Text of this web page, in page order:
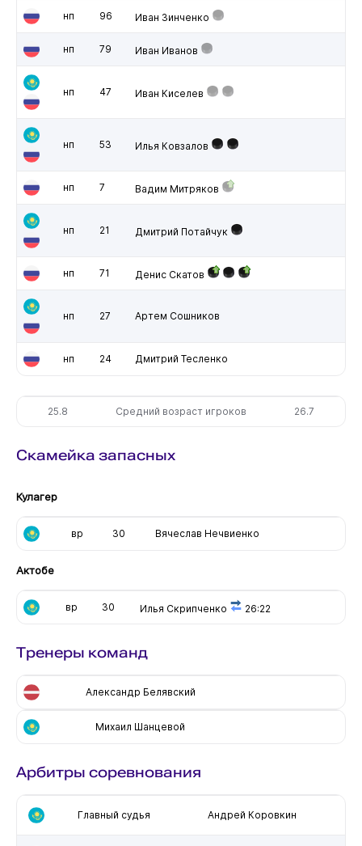
нп 96 Иван Зинченко
нп 79 Иван Иванов
нп 47 Иван Киселев
нп 53 Илья Ковзалов
нп 7 Вадим Митряков
нп 21 Дмитрий Потайчук
нп 71 Денис Скатов
нп 27 Артем Сошников
нп 24 Дмитрий Тесленко
25.8 Средний возраст игроков 26.7
Скамейка запасных
Кулагер
вр 30 Вячеслав Нечвиенко
Актобе
вр 30 Илья Скрипченко 26:22
Тренеры команд
Александр Белявский
Михаил Шанцевой
Арбитры соревнования
Главный судья Андрей Коровкин